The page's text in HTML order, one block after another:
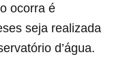
ocorra é
seja realizada
d’água.